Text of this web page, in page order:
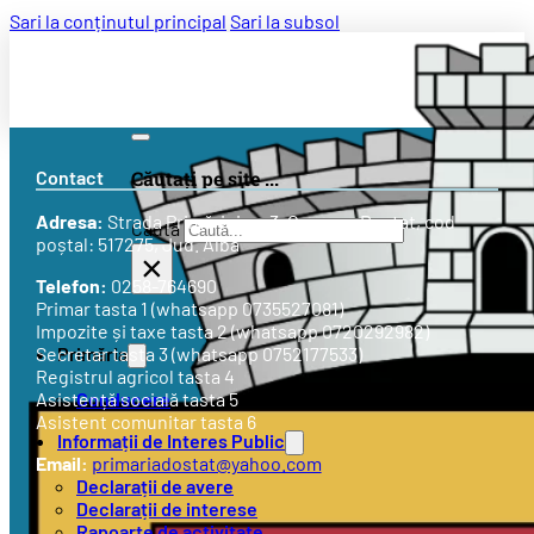
Sari la conținutul principal Sari la subsol
Căutați pe site ...
Caută
×
Primăria
Conducere
Informații de Interes Public
Declarații de avere
Declarații de interese
Contact
Adresa: StradaPrimăriei nr. 3, Comuna Doștat, cod
poștal: 517275, Jud. Alba
Telefon: 0258-764690
Primar tasta 1 (whatsapp 0735527081)
Impozite și taxe tasta 2 (whatsapp 0720292982)
Secretar tasta 3 (whatsapp 0752177533)
Registrul agricol tasta 4
Asistență socială tasta 5
Asistent comunitar tasta 6
Email: primariadostat@yahoo.com